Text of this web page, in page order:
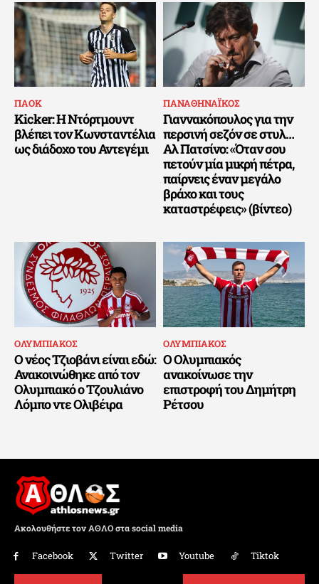
ΠΑΟΚ
Kicker: Η Ντόρτμουντ
βλέπει τον Κωνσταντέλια
ως διάδοχο του Αντεγέμι
ΠΑΝΑΘΗΝΑΪΚΟΣ
Γιαννακόπουλος για την
περσινή σεζόν σε στυλ…
Αλ Πατσίνο: «Όταν σου
πετούν μία μικρή πέτρα,
παίρνεις έναν μεγάλο
βράχο και τους
καταστρέφεις» (βίντεο)
ΟΛΥΜΠΙΑΚΟΣ
Ο νέος Τζιοβάνι είναι εδώ:
Ανακοινώθηκε από τον
Ολυμπιακό ο Τζουλιάνο
Λόμπο ντε Ολιβέιρα
ΟΛΥΜΠΙΑΚΟΣ
Ο Ολυμπιακός
ανακοίνωσε την
επιστροφή του Δημήτρη
Ρέτσου
Ακολουθήστε τον ΑΘΛΟ στα social media
Facebook Twitter Youtube Tiktok